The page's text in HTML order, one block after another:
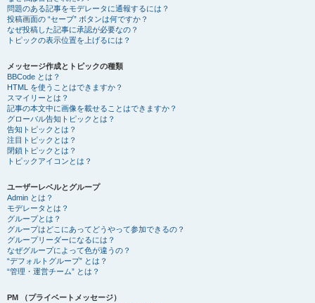
問題のある記事をモデレータに通報するには？
投稿画面の “セーブ” ボタンは何ですか？
なぜ投稿した記事に承認が必要なの？
トピックの表示位置を上げるには？
メッセージ作成とトピックの種類
BBCode とは？
HTML を使うことはできますか？
スマイリーとは？
記事の本文中に画像を載せることはできますか？
グローバル告知トピックとは？
告知トピックとは？
注目トピックとは？
閉鎖トピックとは？
トピックアイコンとは？
ユーザーレベルとグループ
Admin とは？
モデレータとは？
グループとは？
グループはどこにあってどうやって参加できるの？
グループリーダーになるには？
なぜグループによって色が違うの？
“デフォルトグループ” とは？
“管理・運営チーム” とは？
PM （プライベートメッセージ）